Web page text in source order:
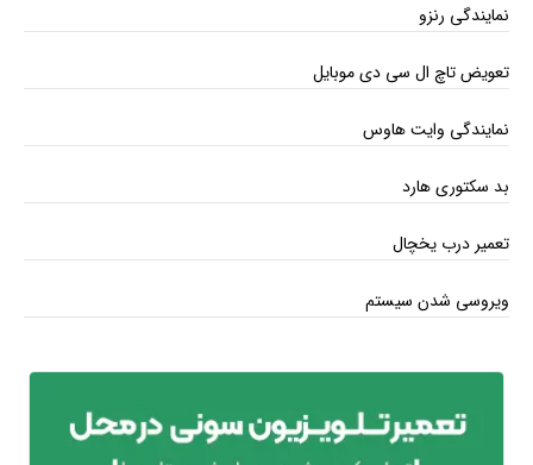
نمایندگی رنزو
تعویض تاچ ال سی دی موبایل
نمایندگی وایت هاوس
بد سکتوری هارد
تعمیر درب یخچال
ویروسی شدن سیستم